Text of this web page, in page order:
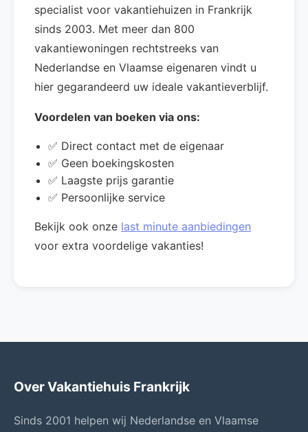
specialist voor vakantiehuizen in Frankrijk
sinds 2003. Met meer dan 800
vakantiewoningen rechtstreeks van
Nederlandse en Vlaamse eigenaren vindt u
hier gegarandeerd uw ideale vakantieverblijf.
Voordelen van boeken via ons:
✅ Direct contact met de eigenaar
✅ Geen boekingskosten
✅ Laagste prijs garantie
✅ Persoonlijke service
Bekijk ook onze last minute aanbiedingen
voor extra voordelige vakanties!
Over Vakantiehuis Frankrijk
Sinds 2001 helpen wij Nederlandse en Vlaamse